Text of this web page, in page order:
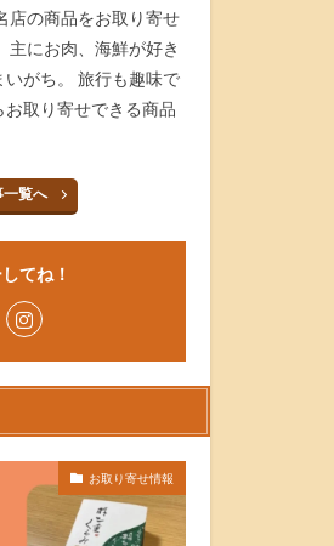
店の商品をお取り寄せ
主にお肉、海鮮が好き
がち。 旅行も趣味で
取り寄せできる商品
一覧へ
てね！
お取り寄せ情報